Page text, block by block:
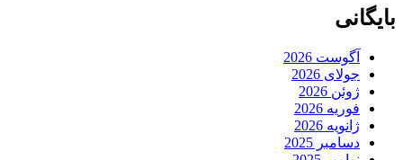
بایگانی
آگوست 2026
جولای 2026
ژوئن 2026
فوریه 2026
ژانویه 2026
دسامبر 2025